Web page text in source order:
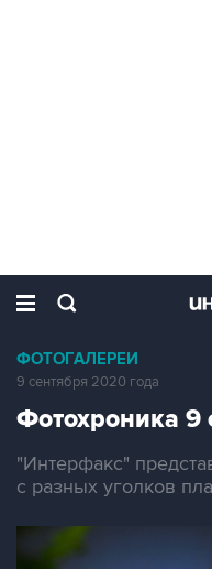
ФОТОГАЛЕРЕИ
9 сентября 2020 года
Фотохроника 9
"Интерфакс"
с разных уголков